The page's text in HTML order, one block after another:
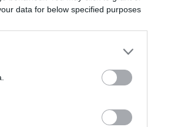
data for below specified purposes